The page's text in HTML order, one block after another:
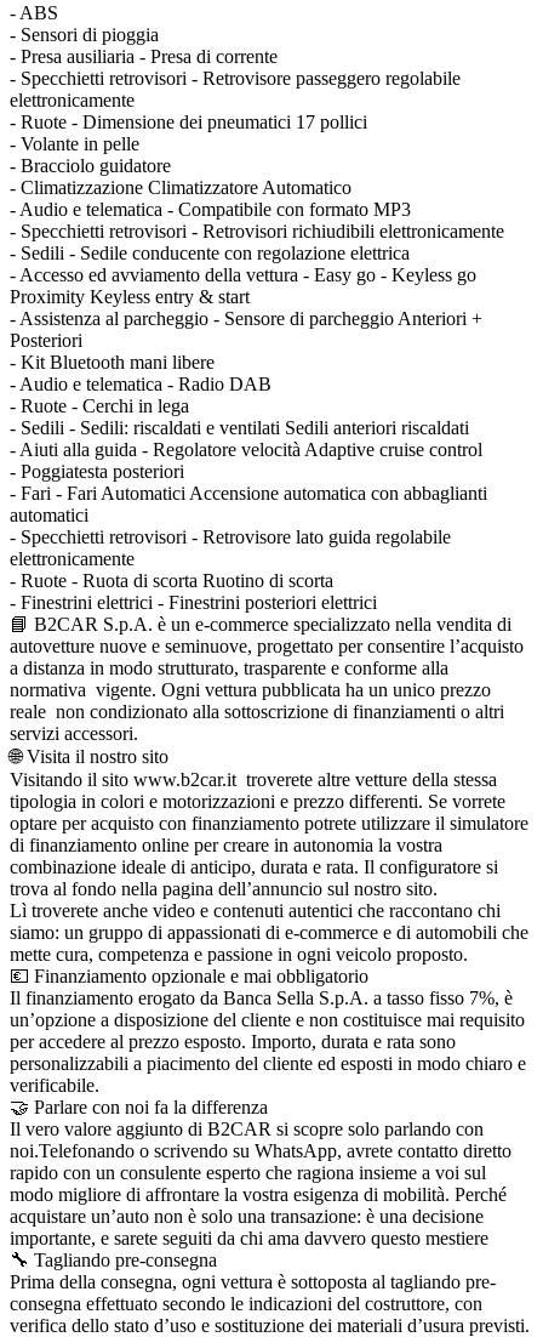
- ABS
- Sensori di pioggia
- Presa ausiliaria - Presa di corrente
- Specchietti retrovisori - Retrovisore passeggero regolabile
elettronicamente
- Ruote - Dimensione dei pneumatici 17 pollici
- Volante in pelle
- Bracciolo guidatore
- Climatizzazione Climatizzatore Automatico
- Audio e telematica - Compatibile con formato MP3
- Specchietti retrovisori - Retrovisori richiudibili elettronicamente
- Sedili - Sedile conducente con regolazione elettrica
- Accesso ed avviamento della vettura - Easy go - Keyless go
Proximity Keyless entry & start
- Assistenza al parcheggio - Sensore di parcheggio Anteriori +
Posteriori
- Kit Bluetooth mani libere
- Audio e telematica - Radio DAB
- Ruote - Cerchi in lega
- Sedili - Sedili: riscaldati e ventilati Sedili anteriori riscaldati
- Aiuti alla guida - Regolatore velocità Adaptive cruise control
- Poggiatesta posteriori
- Fari - Fari Automatici Accensione automatica con abbaglianti
automatici
- Specchietti retrovisori - Retrovisore lato guida regolabile
elettronicamente
- Ruote - Ruota di scorta Ruotino di scorta
- Finestrini elettrici - Finestrini posteriori elettrici
📘 B2CAR S.p.A. è un e-commerce specializzato nella vendita di
autovetture nuove e seminuove, progettato per consentire l’acquisto
a distanza in modo strutturato, trasparente e conforme alla
normativa vigente. Ogni vettura pubblicata ha un unico prezzo
reale non condizionato alla sottoscrizione di finanziamenti o altri
servizi accessori.
🌐 Visita il nostro sito
Visitando il sito www.b2car.it troverete altre vetture della stessa
tipologia in colori e motorizzazioni e prezzo differenti. Se vorrete
optare per acquisto con finanziamento potrete utilizzare il simulatore
di finanziamento online per creare in autonomia la vostra
combinazione ideale di anticipo, durata e rata. Il configuratore si
trova al fondo nella pagina dell’annuncio sul nostro sito.
Lì troverete anche video e contenuti autentici che raccontano chi
siamo: un gruppo di appassionati di e-commerce e di automobili che
mette cura, competenza e passione in ogni veicolo proposto.
💶 Finanziamento opzionale e mai obbligatorio
Il finanziamento erogato da Banca Sella S.p.A. a tasso fisso 7%, è
un’opzione a disposizione del cliente e non costituisce mai requisito
per accedere al prezzo esposto. Importo, durata e rata sono
personalizzabili a piacimento del cliente ed esposti in modo chiaro e
verificabile.
🤝 Parlare con noi fa la differenza
Il vero valore aggiunto di B2CAR si scopre solo parlando con
noi.Telefonando o scrivendo su WhatsApp, avrete contatto diretto
rapido con un consulente esperto che ragiona insieme a voi sul
modo migliore di affrontare la vostra esigenza di mobilità. Perché
acquistare un’auto non è solo una transazione: è una decisione
importante, e sarete seguiti da chi ama davvero questo mestiere
🔧 Tagliando pre-consegna
Prima della consegna, ogni vettura è sottoposta al tagliando pre-
consegna effettuato secondo le indicazioni del costruttore, con
verifica dello stato d’uso e sostituzione dei materiali d’usura previsti.